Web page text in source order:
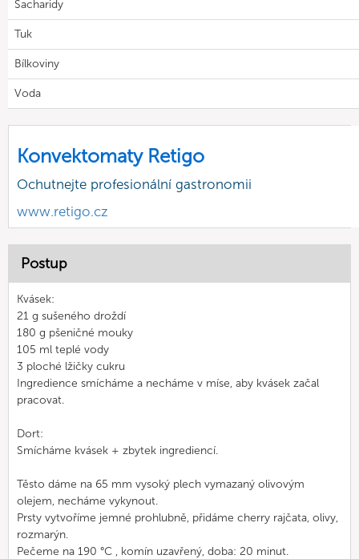
Sacharidy
Tuk
Bílkoviny
Voda
Konvektomaty Retigo
Ochutnejte profesionální gastronomii
www.retigo.cz
Postup
Kvásek:
21 g sušeného droždí
180 g pšeničné mouky
105 ml teplé vody
3 ploché lžičky cukru
Ingredience smícháme a necháme v míse, aby kvásek začal
pracovat.
Dort:
Smícháme kvásek + zbytek ingrediencí.
Těsto dáme na 65 mm vysoký plech vymazaný olivovým
olejem, necháme vykynout.
Prsty vytvoříme jemné prohlubně, přidáme cherry rajčata, olivy,
rozmarýn.
Pečeme na 190 °C , komín uzavřený, doba: 20 minut.